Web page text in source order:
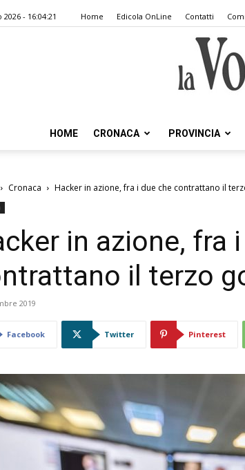
2026 - 16:04:21 Home Edicola OnLine Contatti
HOME CRONACA PROVINCIA
Cronaca Hacker in azione, fra i due che contrattano il
in azione, fra
il terzo
2019
Facebook Twitter Pinterest